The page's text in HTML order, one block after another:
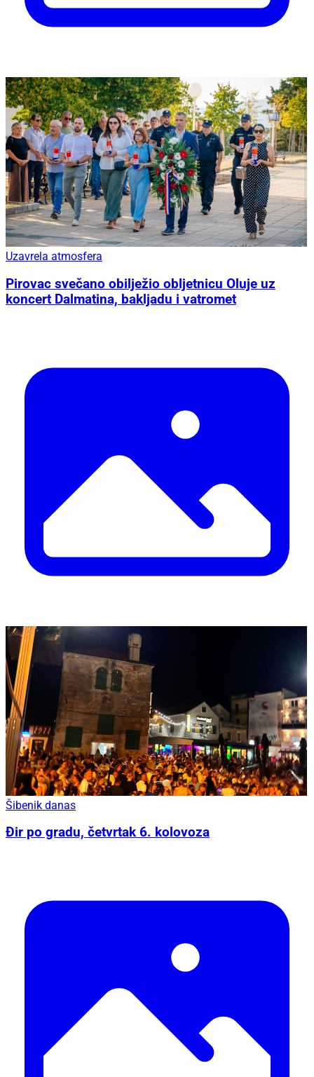
Uzavrela atmosfera
Pirovac svečano obilježio obljetnicu Oluje uz
koncert Dalmatina, bakljadu i vatromet
Šibenik danas
Đir po gradu, četvrtak 6. kolovoza